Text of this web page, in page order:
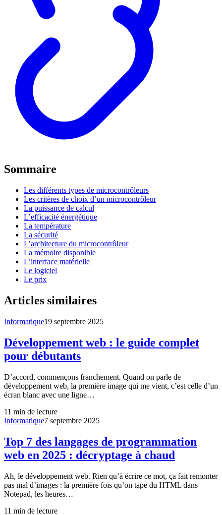
Sommaire
Les différents types de microcontrôleurs
Les critères de choix d’un microcontrôleur
La puissance de calcul
L’efficacité énergétique
La température
La sécurité
L’architecture du microcontrôleur
La mémoire disponible
L’interface matérielle
Le logiciel
Le prix
Articles similaires
Informatique19 septembre 2025
Développement web : le guide complet
pour débutants
D’accord, commençons franchement. Quand on parle de
développement web, la première image qui me vient, c’est celle d’un
écran blanc avec une ligne…
11 min de lecture
Informatique7 septembre 2025
Top 7 des langages de programmation
web en 2025 : décryptage à chaud
Ah, le développement web. Rien qu’à écrire ce mot, ça fait remonter
pas mal d’images : la première fois qu’on tape du HTML dans
Notepad, les heures…
11 min de lecture